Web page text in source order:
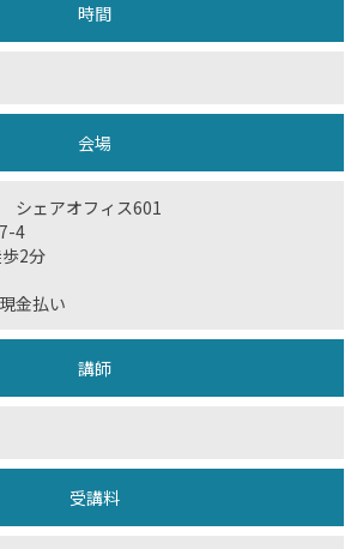
時間
会場
シェアオフィス601
4
2分
金払い
講師
受講料